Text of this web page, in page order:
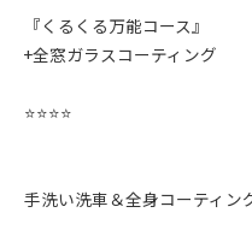
『くるくる万能コース』
+全窓ガラスコーティング
⭐️⭐️⭐️⭐️
手洗い洗車＆全身コーティン